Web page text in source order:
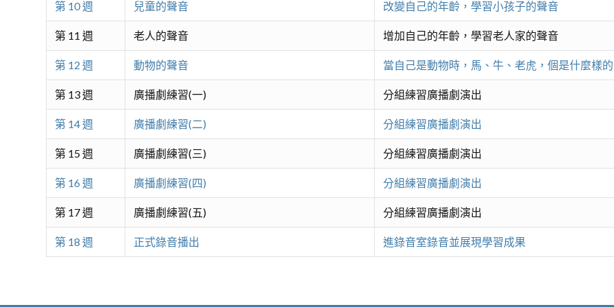
第 10 週 兒童的聲音 改變自己的年齡，學習小孩子的聲音
第 11 週 老人的聲音 增加自己的年齡，學習老人家的聲音
第 12 週 動物的聲音 當自己是動物時，馬、牛、老虎，個是什麼樣
第 13 週 廣播劇練習(一) 分組練習廣播劇演出
第 14 週 廣播劇練習(二) 分組練習廣播劇演出
第 15 週 廣播劇練習(三) 分組練習廣播劇演出
第 16 週 廣播劇練習(四) 分組練習廣播劇演出
第 17 週 廣播劇練習(五) 分組練習廣播劇演出
第 18 週 正式錄音播出 進錄音室錄音並展現學習成果